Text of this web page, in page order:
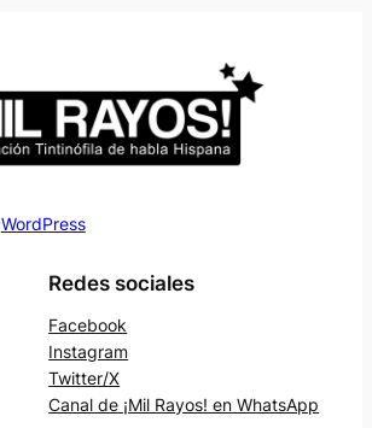
WordPress
Redes sociales
Facebook
Instagram
Twitter/X
Canal de ¡Mil Rayos! en WhatsApp